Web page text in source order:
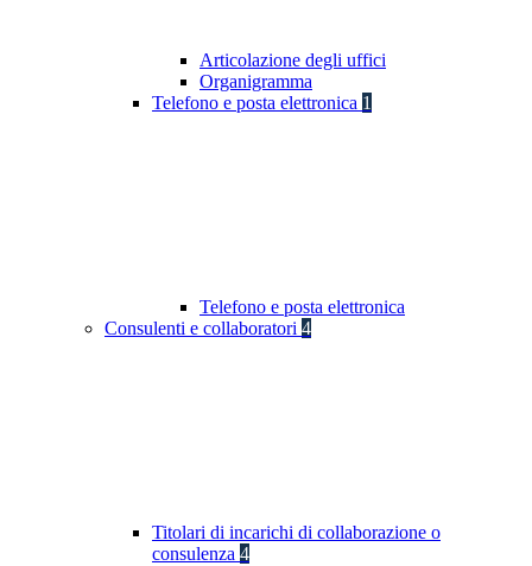
Articolazione degli uffici
Organigramma
Telefono e posta elettronica 1
Telefono e posta elettronica
Consulenti e collaboratori 4
Titolari di incarichi di collaborazione o
consulenza 4